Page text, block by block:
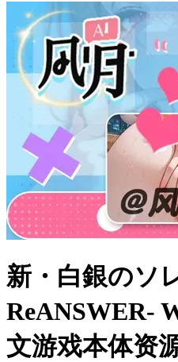
新・白銀のソ
ReANSWER-
文游戏本体资